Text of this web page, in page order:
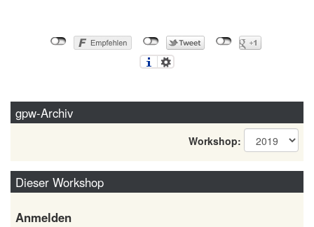
gpw-Archiv
Workshop:
Dieser Workshop
Anmelden